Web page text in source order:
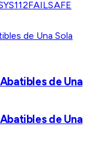
de Una
de Una